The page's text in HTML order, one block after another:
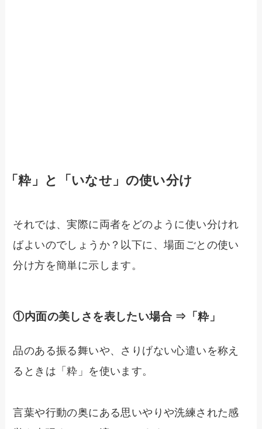
「粋」と「いなせ」の使い分け
それでは、実際に両者をどのように使い分けれ
ばよいのでしょうか？以下に、場面ごとの使い
分け方を簡単に示します。
①内面の美しさを表したい場合 ⇒「粋」
品のある振る舞いや、さりげない心遣いを称え
るときは「粋」を使います。
言葉や行動の奥にある思いやりや洗練された感